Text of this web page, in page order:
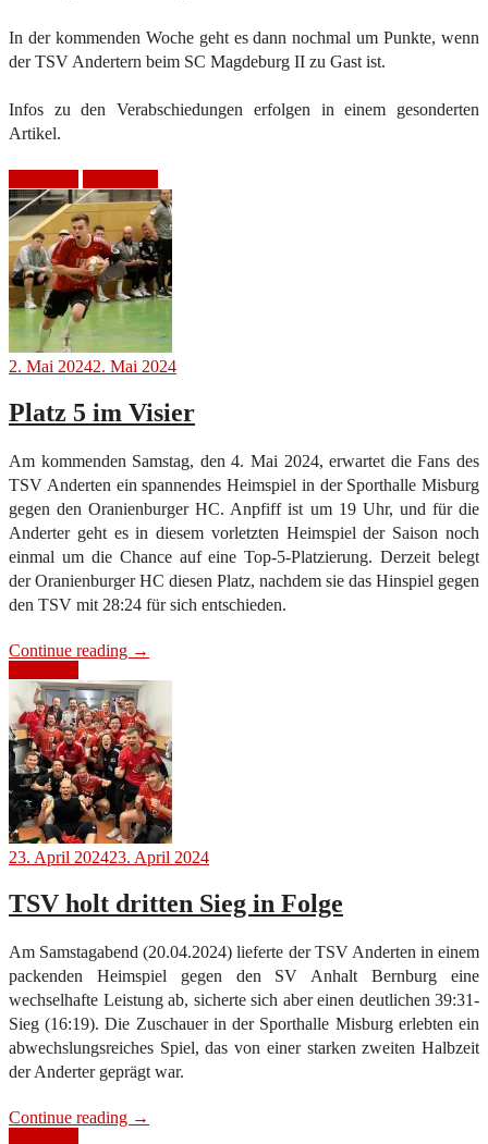
In der kommenden Woche geht es dann nochmal um Punkte, wenn
der TSV Andertern beim SC Magdeburg II zu Gast ist.
Infos zu den Verabschiedungen erfolgen in einem gesonderten
Artikel.
2. Mai 20242. Mai 2024
Platz 5 im Visier
Am kommenden Samstag, den 4. Mai 2024, erwartet die Fans des
TSV Anderten ein spannendes Heimspiel in der Sporthalle Misburg
gegen den Oranienburger HC. Anpfiff ist um 19 Uhr, und für die
Anderter geht es in diesem vorletzten Heimspiel der Saison noch
einmal um die Chance auf eine Top-5-Platzierung. Derzeit belegt
der Oranienburger HC diesen Platz, nachdem sie das Hinspiel gegen
den TSV mit 28:24 für sich entschieden.
Continue reading “Platz
im
Visier”
→
23. April 202423. April 2024
TSV holt dritten Sieg in Folge
Am Samstagabend (20.04.2024) lieferte der TSV Anderten in einem
packenden Heimspiel gegen den SV Anhalt Bernburg eine
wechselhafte Leistung ab, sicherte sich aber einen deutlichen 39:31-
Sieg (16:19). Die Zuschauer in der Sporthalle Misburg erlebten ein
abwechslungsreiches Spiel, das von einer starken zweiten Halbzeit
der Anderter geprägt war.
Continue reading “TSV
→